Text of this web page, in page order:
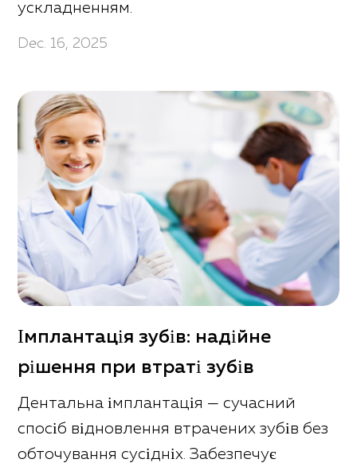
ускладненням.
Dec. 16, 2025
Імплантація зубів: надійне
рішення при втраті зубів
Дентальна імплантація — сучасний
спосіб відновлення втрачених зубів без
обточування сусідніх. Забезпечує